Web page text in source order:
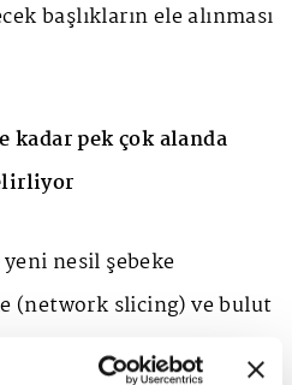
başlıkların ele alınması
pek çok alanda
nesil şebeke
(network slicing) ve bulut
gibi alanlarda